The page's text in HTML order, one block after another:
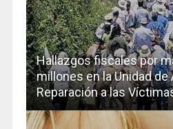
Hallazgos fiscales por
millones en la Unidad de
Reparación a las